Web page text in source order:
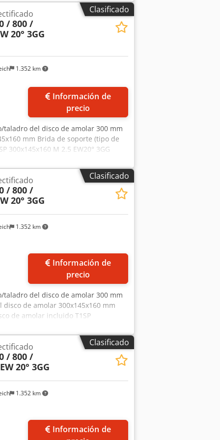
S, RZ 362 A, AM,... Dedpfevibc
de ajuste izquierda con ajuste
de discos de diamante.
Clasificado
1.352 km
/ 800 /
20° 3GG
precio
del disco de amolar 300 mm
mm Brida de soporte (tipo de
300x145x160 M 2.5 EW20° 3GG
de flancos de dientes - 145 mm
Reishauer Perfilado según
EW Ventajas: - El riesgo de
más cortos - El esfuerzo de lijado se
abrasivos - Rendimiento de lijado
a los de las herramientas
Clasificado
1.352 km
/ 800 /
20° 3GG
precio
del disco de amolar 300 mm
de amolar 300x145x160 mm
de amolar incluido T1SP
para el rectificado de flancos
Perfilado según
EW Ventajas: - El riesgo de
más cortos - El esfuerzo de lijado se
abrasivos - Rendimiento de lijado
a los de las herramientas
Clasificado
1.352 km
/ 800 /
20° 3GG